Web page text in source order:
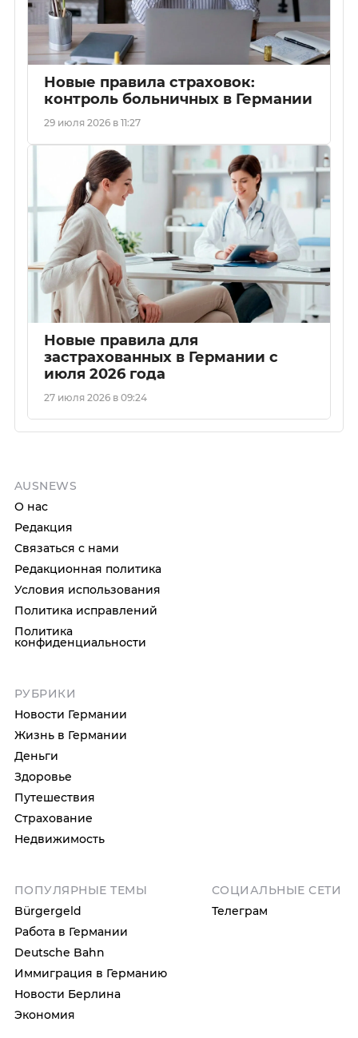
Новые правила страховок:
контроль больничных в Германии
29 июля 2026 в 11:27
Новые правила для
застрахованных в Германии с
июля 2026 года
27 июля 2026 в 09:24
AUSNEWS
О нас
Редакция
Связаться с нами
Редакционная политика
Условия использования
Политика исправлений
Политика
конфиденциальности
РУБРИКИ
Новости Германии
Жизнь в Германии
Деньги
Здоровье
Путешествия
Страхование
Недвижимость
ПОПУЛЯРНЫЕ ТЕМЫ
Bürgergeld
Работа в Германии
Deutsche Bahn
Иммиграция в Германию
Новости Берлина
Экономия
СОЦИАЛЬНЫЕ СЕТИ
Телеграм